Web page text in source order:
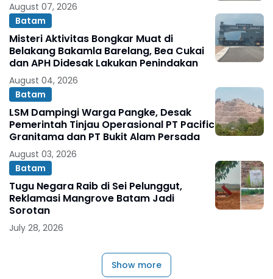
August 07, 2026
Batam
Misteri Aktivitas Bongkar Muat di
Belakang Bakamla Barelang, Bea Cukai
dan APH Didesak Lakukan Penindakan
August 04, 2026
Batam
LSM Dampingi Warga Pangke, Desak
Pemerintah Tinjau Operasional PT Pacific
Granitama dan PT Bukit Alam Persada
August 03, 2026
Batam
Tugu Negara Raib di Sei Pelunggut,
Reklamasi Mangrove Batam Jadi
Sorotan
July 28, 2026
Show more